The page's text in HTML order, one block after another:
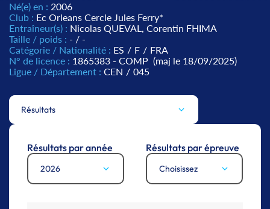
Né(e) en : 2006
Club : Ec Orleans Cercle Jules Ferry*
Entraîneur(s) : Nicolas QUEVAL, Corentin FHIMA
Taille / poids : - / -
Catégorie / Nationalité : ES / F / FRA
N° de licence : 1865383 - COMP (maj le 18/09/2025)
Ligue / Département : CEN / 045
Résultats
Résultats par année
2026
Résultats par épreuve
Choisissez